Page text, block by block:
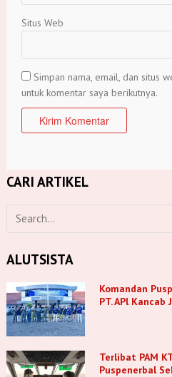
Situs Web
Simpan nama, email, dan situs
untuk komentar saya berikutnya.
CARI ARTIKEL
ALUTSISTA
Komandan
PT. APl Kancab
Terlibat PAM
Puspenerbal